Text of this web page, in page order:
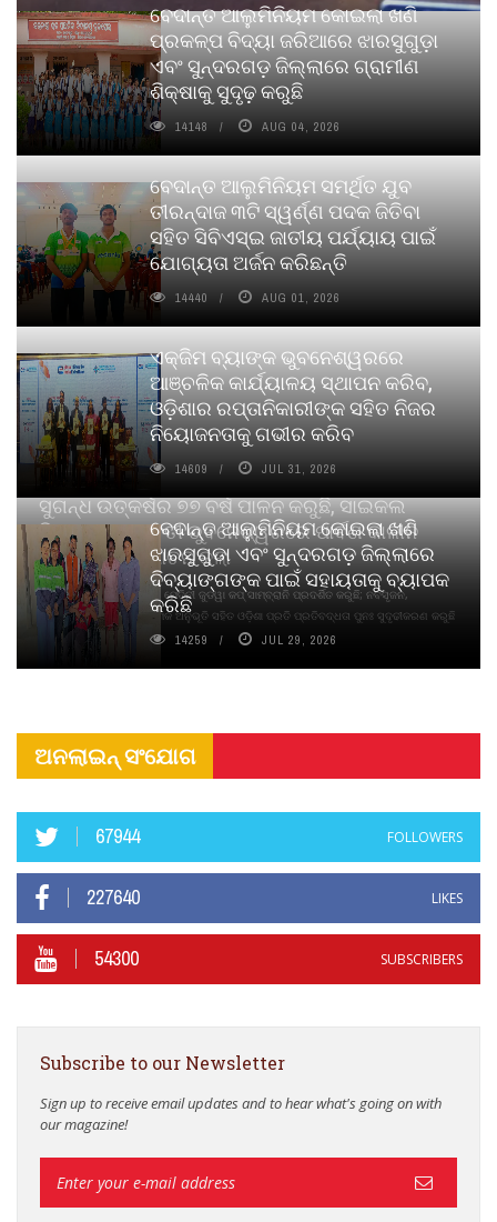
ସୁଗନ୍ଧ ଉତ୍କର୍ଷର ୭୭ ବର୍ଷ ପାଳନ କରୁଛି, ସାଇକଲ
ପିୟୋର୍‌ ଅଗରବତୀ ଭୁବନେଶ୍ୱରରେ ପାର୍ବଣ କାଳୀନ
ନବସୃଜନ ଉନ୍ମୋଚନ କଲା
ବାଉଁଶ ବିହୀନ କଠିନ ଧୂପ ଏବଂ ମେଦିନୀ ଜୁଡୱା କପ୍‌ ସାମ୍ବ୍ରାନି ପ୍ରଦର୍ଶିତ କରୁଛି; ନବସୃଜନ,
ଦୀର୍ଘସ୍ଥାୟିତା ଏବଂ ଆଧ୍ୟାତ୍ମିକ ଅନୁଭୂତି ସହିତ ଓଡ଼ିଶା ପ୍ରତି ପ୍ରତିବଦ୍ଧତା ପୁନଃ ସୁଦୃଢୀକରଣ କରୁଛି
ବେଦାନ୍ତ ଆଲୁମିନିୟମ କୋଇଲା ଖଣି
ପ୍ରକଳ୍ପ ବିଦ୍ୟା ଜରିଆରେ ଝାରସୁଗୁଡ଼ା
ଏବଂ ସୁନ୍ଦରଗଡ଼ ଜିଲ୍ଲାରେ ଗ୍ରାମୀଣ
ଶିକ୍ଷାକୁ ସୁଦୃଢ଼ କରୁଛି
14148 AUG 04, 2026
ବେଦାନ୍ତ ଆଲୁମିନିୟମ ସମର୍ଥିତ ଯୁବ
ତୀରନ୍ଦାଜ ୩ଟି ସ୍ୱର୍ଣ୍ଣ ପଦକ ଜିତିବା
ସହିତ ସିବିଏସ୍ଇ ଜାତୀୟ ପର୍ଯ୍ୟାୟ ପାଇଁ
ଯୋଗ୍ୟତା ଅର୍ଜନ କରିଛନ୍ତି
14440 AUG 01, 2026
ଏକ୍ଜିମ ବ୍ୟାଙ୍କ ଭୁବନେଶ୍ୱରରେ
ଆଞ୍ଚଳିକ କାର୍ଯ୍ୟାଳୟ ସ୍ଥାପନ କରିବ,
ଓଡ଼ିଶାର ରପ୍ତାନିକାରୀଙ୍କ ସହିତ ନିଜର
ନିୟୋଜନତାକୁ ଗଭୀର କରିବ
14609 JUL 31, 2026
ବେଦାନ୍ତ ଆଲୁମିନିୟମ କୋଇଲା ଖଣି
ଝାରସୁଗୁଡା ଏବଂ ସୁନ୍ଦରଗଡ଼ ଜିଲ୍ଲାରେ
ଦିବ୍ୟାଙ୍ଗଙ୍କ ପାଇଁ ସହାୟତାକୁ ବ୍ୟାପକ
କରିଛି
14259 JUL 29, 2026
ଅନଲାଇନ୍ ସଂଯୋଗ
67944 FOLLOWERS
227640 LIKES
54300 SUBSCRIBERS
Subscribe to our Newsletter
Sign up to receive email updates and to hear what's going on with
our magazine!